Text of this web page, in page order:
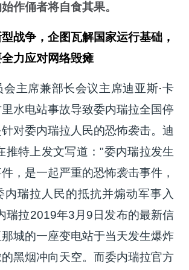
作俑者将自食其果。
战争，企图瓦解国家运行基础，
力应对网络毁瘫
会主席兼部长会议主席迪亚斯·卡
水电站事故导致委内瑞拉全国停
对委内瑞拉人民的恐怖袭击。迪
推特上发文写道："委内瑞拉发生
，是一起严重的恐怖袭击事件，
内瑞拉人民的抵抗并煽动军事入
瑞拉2019年3月9日发布的最新信
城的一座变电站于当天发生爆炸
黑烟冲向天空。而委内瑞拉官方